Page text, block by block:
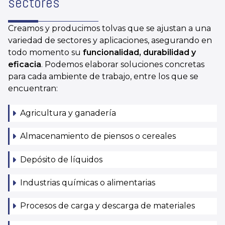
Creamos y producimos tolvas que se ajustan a una
variedad de sectores y aplicaciones, asegurando en
todo momento su funcionalidad, durabilidad y
eficacia. Podemos elaborar soluciones concretas
para cada ambiente de trabajo, entre los que se
encuentran:
Agricultura y ganadería
Almacenamiento de piensos o cereales
Depósito de líquidos
Industrias químicas o alimentarias
Procesos de carga y descarga de materiales